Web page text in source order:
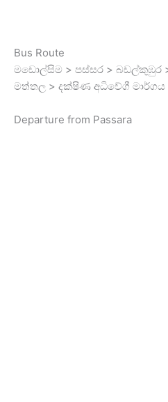
Bus Route
මඩොල්සිම > පස්සර > බඩල්කුඹුර
මත්තල > දක්ෂිණ අධිවේගී මාර්ගය
Departure from Passara